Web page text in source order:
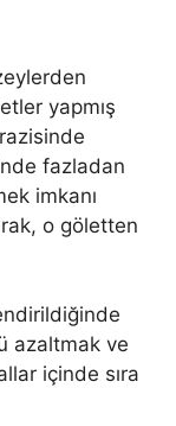
yapmış
fazladan
imkanı
o göletten
azaltmak ve
içinde sıra